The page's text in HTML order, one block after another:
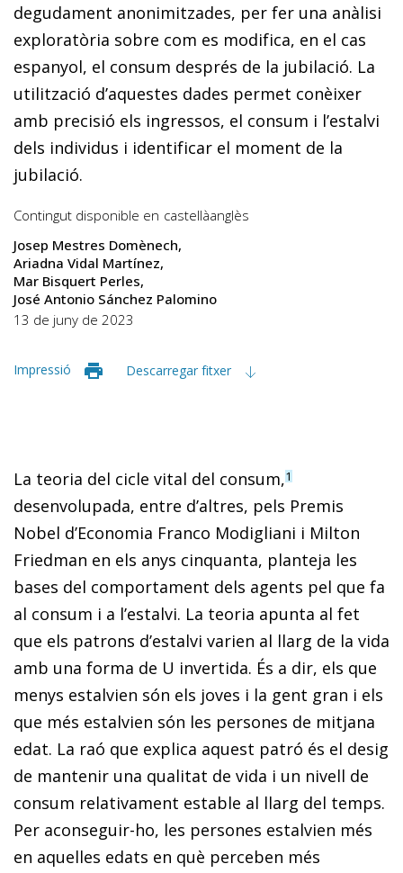
degudament anonimitzades, per fer una anàlisi
exploratòria sobre com es modifica, en el cas
espanyol, el consum després de la jubilació. La
utilització d’aquestes dades permet conèixer
amb precisió els ingressos, el consum i l’estalvi
dels individus i identificar el moment de la
jubilació.
Contingut disponible en castellàanglès
Josep Mestres Domènech
Ariadna Vidal Martínez
Mar Bisquert Perles
José Antonio Sánchez Palomino
13 de juny de 2023
Impressió Descarregar fitxer
La teoria del cicle vital del consum,1
desenvolupada, entre d’altres, pels Premis
Nobel d’Economia Franco Modigliani i Milton
Friedman en els anys cinquanta, planteja les
bases del comportament dels agents pel que fa
al consum i a l’estalvi. La teoria apunta al fet
que els patrons d’estalvi varien al llarg de la vida
amb una forma de U invertida. És a dir, els que
menys estalvien són els joves i la gent gran i els
que més estalvien són les persones de mitjana
edat. La raó que explica aquest patró és el desig
de mantenir una qualitat de vida i un nivell de
consum relativament estable al llarg del temps.
Per aconseguir-ho, les persones estalvien més
en aquelles edats en què perceben més